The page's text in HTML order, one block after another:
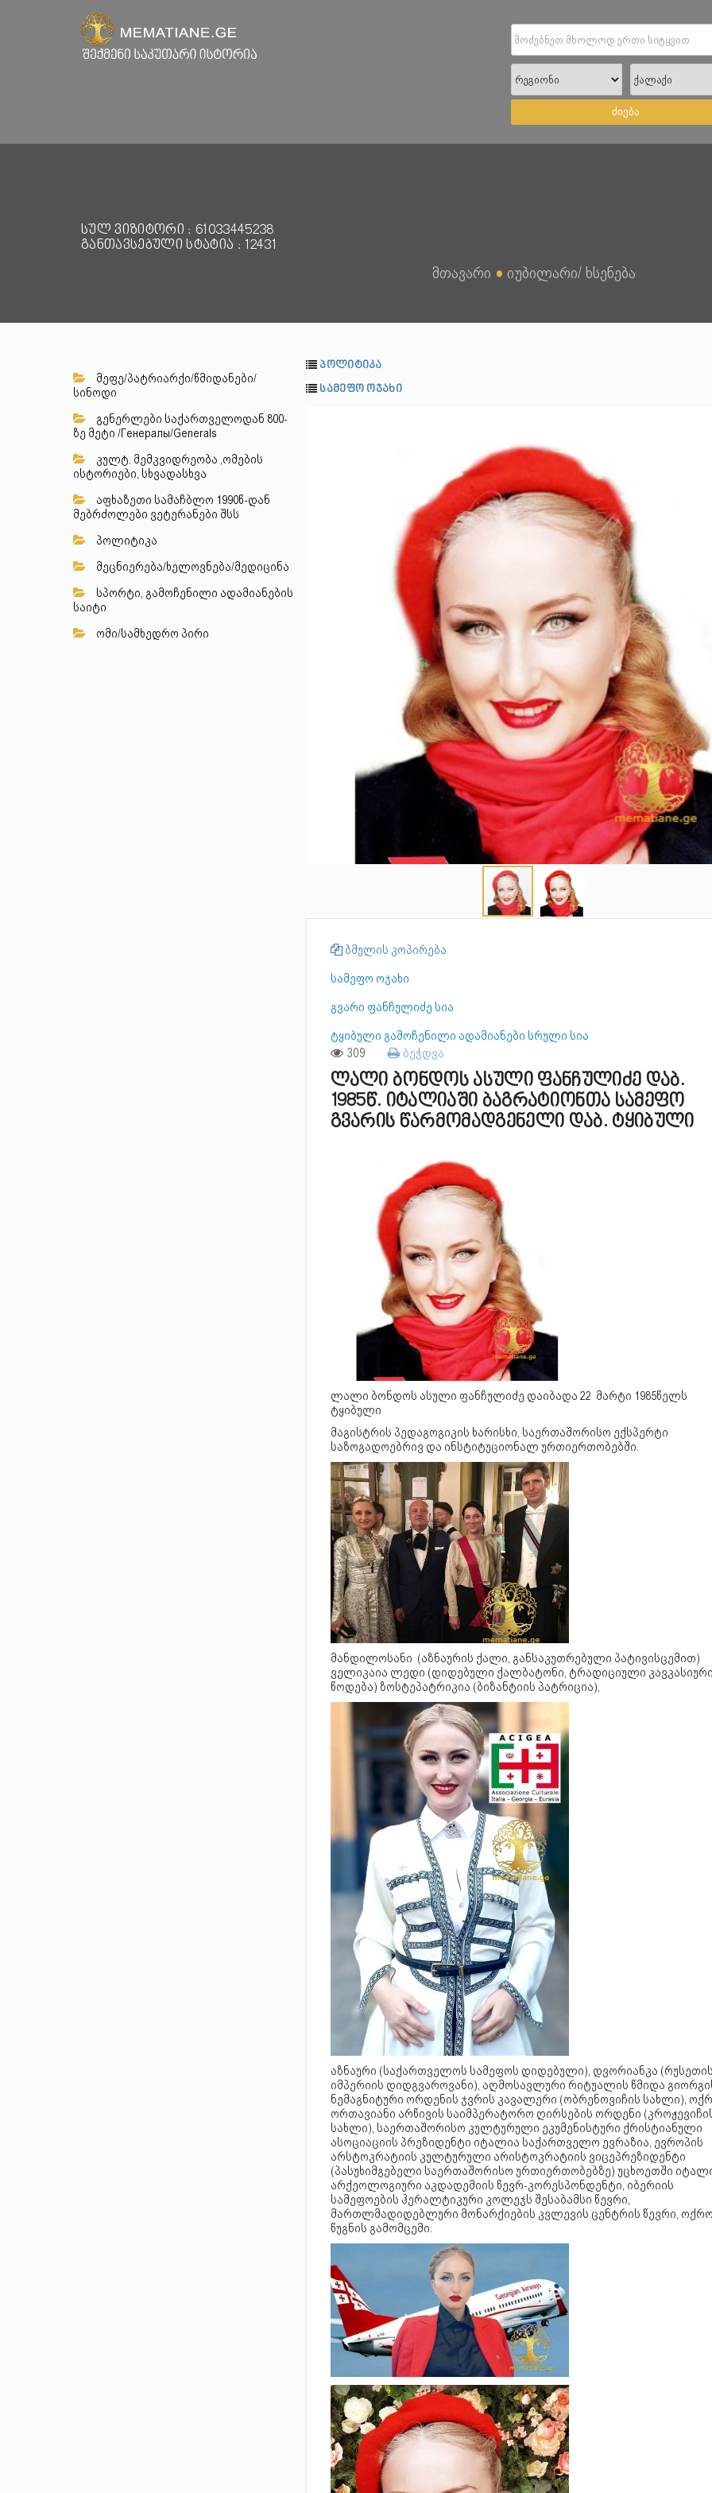
ძიება
სულ ვიზიტორი : 61033445238
განთავსებული სტატია : 12431
მთავარი ● იუბილარი/ ხსენება
მეფე/პატრიარქი/წმიდანები/
სინოდი
გენერლები საქართველოდან 800-
ზე მეტი /Генералы/Generals
კულტ. მემკვიდრეობა ,ომების
ისტორიები, სხვადასხვა
აფხაზეთი სამაჩბლო 1990წ-დან
მებრძოლები ვეტერანები შსს
პოლიტიკა
მეცნიერება/ხელოვნება/მედიცინა
სპორტი, გამოჩენილი ადამიანების
საიტი
ომი/სამხედრო პირი
პოლიტიკა
სამეფო ოჯახი
ბმულის კოპირება
სამეფო ოჯახი
გვარი ფანჩულიძე სია
ტყიბული გამოჩენილი ადამიანები სრული სია
309 ბეჭდვა
ლალი ბონდოს ასული ფანჩულიძე დაბ.
1985წ. იტალიაში ბაგრატიონთა სამეფო
გვარის წარმომადგენელი დაბ. ტყიბული
ლალი ბონდოს ასული ფანჩულიძე დაიბადა 22 მარტი 1985წელს
ტყიბული
მაგისტრის პედაგოგიკის ხარისხი, საერთაშორისო ექსპერტი
საზოგადოებრივ და ინსტიტუციონალ ურთიერთობებში.
მანდილოსანი (აზნაურის ქალი, განსაკუთრებული პატივისცემით)
ველიკაია ლედი (დიდებული ქალბატონი, ტრადიციული
წოდება) ზოსტეპატრიკია (ბიზანტიის პატრიცია),
აზნაური (საქართველოს სამეფოს დიდებული), დვორიანკა
იმპერიის დიდგვაროვანი), აღმოსავლური რიტუალის წმიდა
ნემაგნიტური ორდენის ჯვრის კავალერი (ობრენოვიჩის სახლი),
ორთავიანი არწივის საიმპერატორო ღირსების ორდენი
სახლი), საერთაშორისო კულტურული ეკუმენისტური ქრისტიანული
ასოციაციის პრეზიდენტი იტალია საქართველო ევრაზია, ევროპის
არსტოკრატიის კულტურული არისტოკრატიის ვიცეპრეზიდენტი
(პასუხიმგებელი საერთაშორისო ურთიერთობებზე) უცხოეთში
არქეოლოგიური აკდადემიის წევრ-კორესპონდენტი, იბერიის
სამეფოების ჰერალტიკური კოლეჯს შესაბამსი წევრი,
მართლმადიდებლური მონარქიების კვლევის ცენტრის წევრი,
წუგნის გამომცემი.